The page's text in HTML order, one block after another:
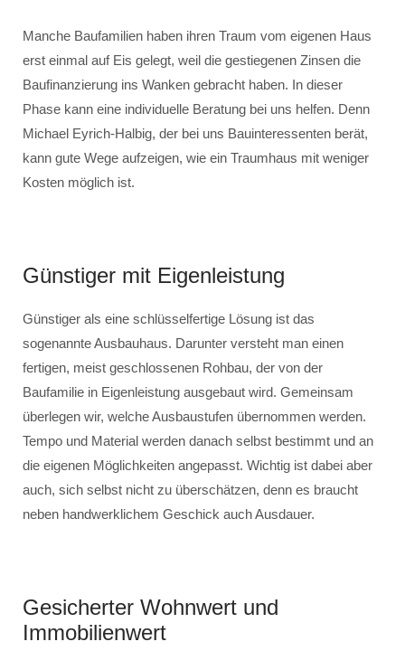
Manche Baufamilien haben ihren Traum vom eigenen Haus
erst einmal auf Eis gelegt, weil die gestiegenen Zinsen die
Baufinanzierung ins Wanken gebracht haben. In dieser
Phase kann eine individuelle Beratung bei uns helfen. Denn
Michael Eyrich-Halbig, der bei uns Bauinteressenten berät,
kann gute Wege aufzeigen, wie ein Traumhaus mit weniger
Kosten möglich ist.
Günstiger mit Eigenleistung
Günstiger als eine schlüsselfertige Lösung ist das
sogenannte Ausbauhaus. Darunter versteht man einen
fertigen, meist geschlossenen Rohbau, der von der
Baufamilie in Eigenleistung ausgebaut wird. Gemeinsam
überlegen wir, welche Ausbaustufen übernommen werden.
Tempo und Material werden danach selbst bestimmt und an
die eigenen Möglichkeiten angepasst. Wichtig ist dabei aber
auch, sich selbst nicht zu überschätzen, denn es braucht
neben handwerklichem Geschick auch Ausdauer.
Gesicherter Wohnwert und
Immobilienwert